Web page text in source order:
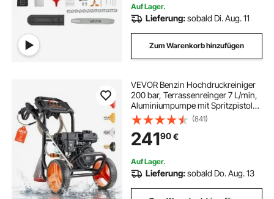
Auf Lager.
Lieferung:sobald Di. Aug. 11
Zum Warenkorb hinzufügen
VEVOR Benzin Hochdruckreiniger
200 bar, Terrassenreinger 7 L/min,
Aluminiumpumpe mit Spritzpistole,
Lanze & 4 Düsen, Benzinreiniger für
Autos, Zäune, Einfahrten, Häuser,
Terrassen & Gartenmöbel
(841)
24190€
Auf Lager.
Lieferung:sobald Do. Aug. 13